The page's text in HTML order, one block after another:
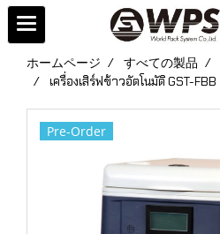
ホームページ すべての製品
เครื่องเสิร์ฟข้าวอัตโนมัติ GST-FBB
Pre-Order